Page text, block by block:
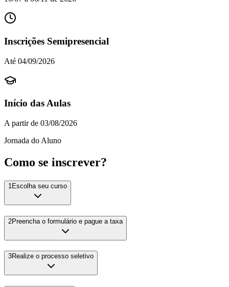
Inscrições Semipresencial
Até 04/09/2026
Início das Aulas
A partir de 03/08/2026
Jornada do Aluno
Como se inscrever?
1 Escolha seu curso
2Preencha o formulário e pague a taxa
3Realize o processo seletivo